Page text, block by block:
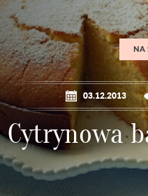
NA
03.12.2013
Cytrynowa